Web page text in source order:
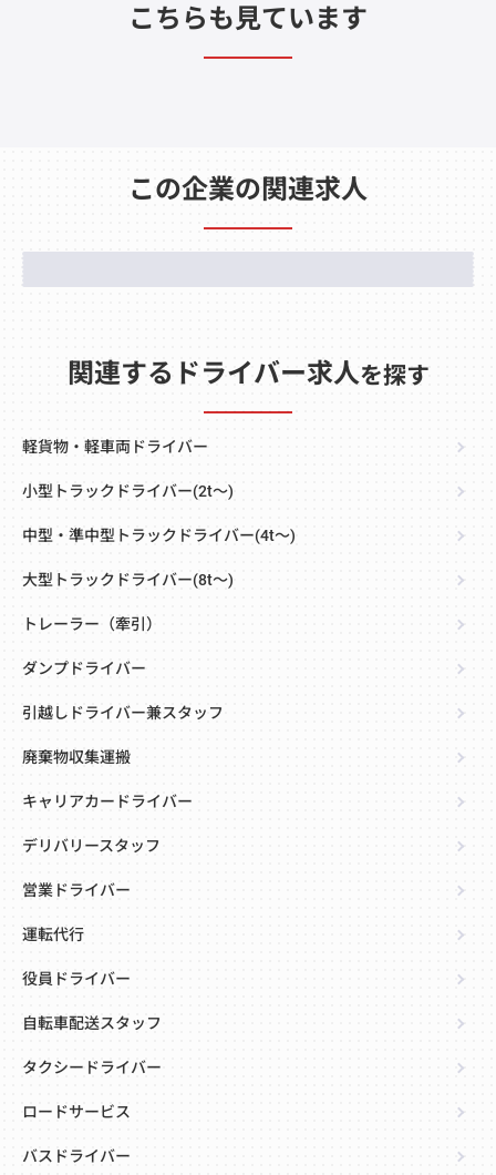
こちらも見ています
この企業の関連求人
関連するドライバー求人を探す
軽貨物・軽車両ドライバー
小型トラックドライバー(2t～)
中型・準中型トラックドライバー(4t～)
大型トラックドライバー(8t～)
トレーラー（牽引）
ダンプドライバー
引越しドライバー兼スタッフ
廃棄物収集運搬
キャリアカードライバー
デリバリースタッフ
営業ドライバー
運転代行
役員ドライバー
自転車配送スタッフ
タクシードライバー
ロードサービス
バスドライバー